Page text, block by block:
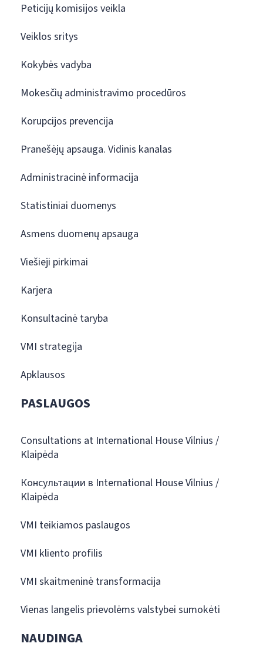
Peticijų komisijos veikla
Veiklos sritys
Kokybės vadyba
Mokesčių administravimo procedūros
Korupcijos prevencija
Pranešėjų apsauga. Vidinis kanalas
Administracinė informacija
Statistiniai duomenys
Asmens duomenų apsauga
Viešieji pirkimai
Karjera
Konsultacinė taryba
VMI strategija
Apklausos
PASLAUGOS
Consultations at International House Vilnius /
Klaipėda
Консультации в International House Vilnius /
Klaipėda
VMI teikiamos paslaugos
VMI kliento profilis
VMI skaitmeninė transformacija
Vienas langelis prievolėms valstybei sumokėti
NAUDINGA